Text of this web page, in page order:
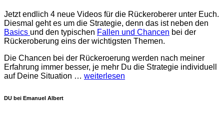
Jetzt endlich 4 neue Videos für die Rückeroberer unter Euch.
Diesmal geht es um die Strategie, denn das ist neben den
Basics und den typischen Fallen und Chancen bei der
Rückeroberung eins der wichtigsten Themen.
Die Chancen bei der Rückeroerung werden nach meiner
Erfahrung immer besser, je mehr Du die Strategie individuell
auf Deine Situation … weiterlesen
DU bei Emanuel Albert